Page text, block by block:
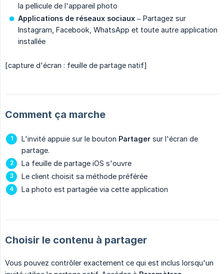
la pellicule de l'appareil photo
Applications de réseaux sociaux – Partagez sur
Instagram, Facebook, WhatsApp et toute autre application
installée
[capture d'écran : feuille de partage natif]
Comment ça marche
L'invité appuie sur le bouton Partager sur l'écran de
partage.
La feuille de partage iOS s'ouvre
Le client choisit sa méthode préférée
La photo est partagée via cette application
Choisir le contenu à partager
Vous pouvez contrôler exactement ce qui est inclus lorsqu'un